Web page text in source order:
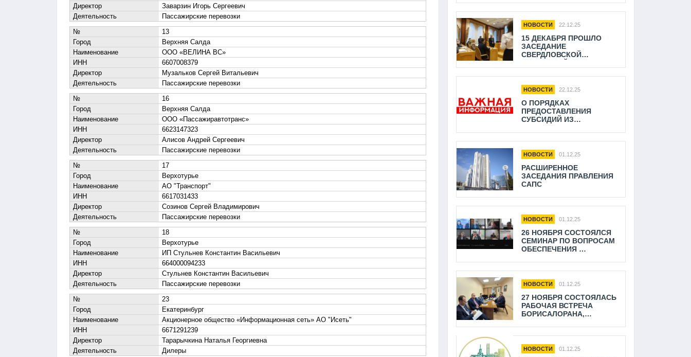
Директор
Заварзин Игорь Сергеевич
Деятельность
Пассажирские перевозки
№
13
Город
Верхняя Салда
Наименование
ООО «ВЕЛИНА ВС»
ИНН
6607008379
Директор
Музальков Сергей Витальевич
Деятельность
Пассажирские перевозки
№
16
Город
Верхняя Салда
Наименование
ООО «Пассажиравтотранс»
ИНН
6623147323
Директор
Алисов Андрей Сергеевич
Деятельность
Пассажирские перевозки
№
17
Город
Верхотурье
Наименование
АО "Транспорт"
ИНН
6617031433
Директор
Созинов Сергей Владимирович
Деятельность
Пассажирские перевозки
№
18
Город
Верхотурье
Наименование
ИП Стульнев Константин Васильевич
ИНН
664000094233
Директор
Стульнев Константин Васильевич
Деятельность
Пассажирские перевозки
№
23
Город
Екатеринбург
Наименование
Акционерное общество «Информационная сеть» АО "Исеть"
ИНН
6671291239
Директор
Тарарычкина Наталья Георгиевна
Деятельность
Дилеры
НОВОСТИ 22.12.25
15 ДЕКАБРЯ ПРОШЛО
ЗАСЕДАНИЕ
СВЕРДЛОВСКОЙ
КОМИССИИ ПО
РЕГУЛИРОВАНИЮ
СОЦИАЛЬНО-ТРУДОВЫХ
ОТНОШЕНИЙ
НОВОСТИ 22.12.25
О ПОРЯДКАХ
ПРЕДОСТАВЛЕНИЯ
СУБСИДИЙ ИЗ
ПЕРЕВОЗЧИКАМ
НЕДОПОЛУЧЕННЫХ
ДОХОДОВ ПРИ
ПРЕДОСТАВЛЕНИИ МЕР
СОЦИАЛЬНОЙ
ПОДДЕРЖКИ
ПРОЕЗДУ ПО
ТЕРРИТОРИИ
СВЕРДЛОВСКОЙ
ОБЛАСТИ
НОВОСТИ 01.12.25
РАСШИРЕННОЕ
ЗАСЕДАНИЯ ПРАВЛЕНИЯ
САПС
НОВОСТИ 01.12.25
26 НОЯБРЯ СОСТОЯЛСЯ
СЕМИНАР ПО ВОПРОСАМ
ОБЕСПЕЧЕНИЯ
ПЕРЕВОЗОК
НОВОСТИ 01.12.25
27 НОЯБРЯ СОСТОЯЛАСЬ
РАБОЧАЯ ВСТРЕЧА
БОРИСАЛОРАНА,
ЗАМЕСТИТЕЛЯ
МИНИСТРА ТРАНСПОРТА
РФ
НОВОСТИ 01.12.25